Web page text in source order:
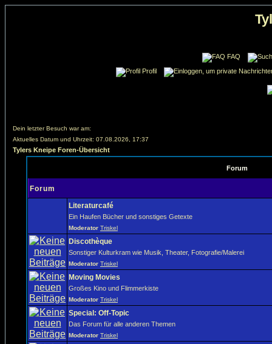
FAQ
Profil
Dein letzter Besuch war am:
Aktuelles Datum und Uhrzeit: 07.08.2026, 17:37
Tylers Kneipe Foren-Übersicht
Forum
Forum
Literaturcafé
Ein Haufen Bücher und sonstiges Getexte
Moderator Triskel
Discothèque
Sonstiger Kulturkram wie Musik, Theater, Fotografie/Malerei
Moderator Triskel
Moving Movies
Großes Kino und Flimmerkiste
Moderator Triskel
Special: Off-Topic
Das Forum für alle anderen Themen
Moderator Triskel